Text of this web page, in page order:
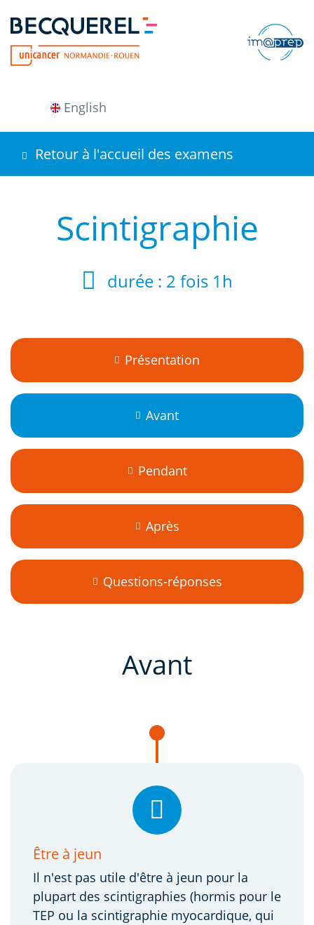
contenu
principal
English
Retour à l'accueil des examens
Scintigraphie
durée : 2 fois 1h
Présentation
Avant
Pendant
Après
Questions-réponses
Avant
Être à jeun
Il n'est pas utile d'être à jeun pour la
plupart des scintigraphies (hormis pour le
TEP ou la scintigraphie myocardique, qui